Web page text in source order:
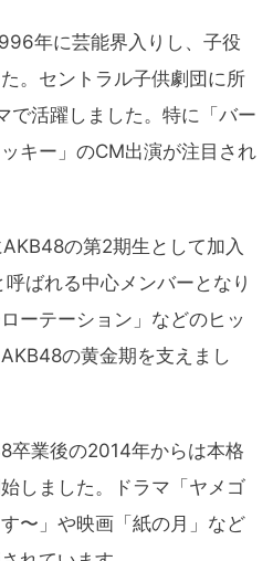
年に芸能界入りし、子役
。セントラル子供劇団に所
で活躍しました。特に「バー
キー」のCM出演が注目され
の第2期生として加入
呼ばれる中心メンバーとなり
ーテーション」などのヒッ
の黄金期を支えまし
卒業後の2014年からは本格
しました。ドラマ「ヤメゴ
〜」や映画「紙の月」など